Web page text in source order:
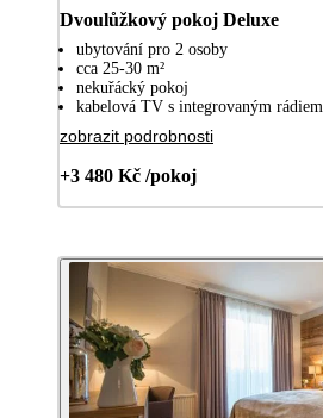
Dvoulůžkový pokoj Deluxe
ubytování pro 2 osoby
cca 25-30 m²
nekuřácký pokoj
kabelová TV s integrovaným rádiem
zobrazit podrobnosti
+3 480 Kč /pokoj